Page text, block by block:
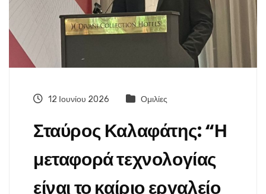
12 Ιουνίου 2026 Ομιλίες
Σταύρος Καλαφάτης: “Η
μεταφορά τεχνολογίας
είναι το καίριο εργαλείο